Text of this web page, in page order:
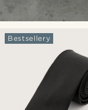
Bestsellery